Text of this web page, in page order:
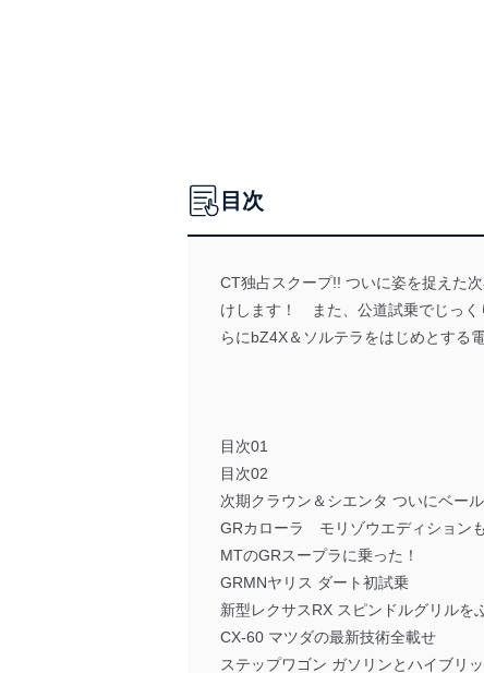
目次
CT独占スクープ!! ついに姿を捉えた
けします！ また、公道試乗でじっく
らにbZ4X＆ソルテラをはじめとする
目次01
目次02
次期クラウン＆シエンタ ついにベー
GRカローラ モリゾウエディション
MTのGRスープラに乗った！
GRMNヤリス ダート初試乗
新型レクサスRX スピンドルグリルを
CX-60 マツダの最新技術全載せ
ステップワゴン ガソリンとハイブリ